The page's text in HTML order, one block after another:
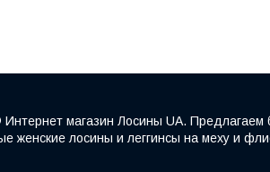
магазин Лосины UA.
женские лосины и леггинсы на меху и